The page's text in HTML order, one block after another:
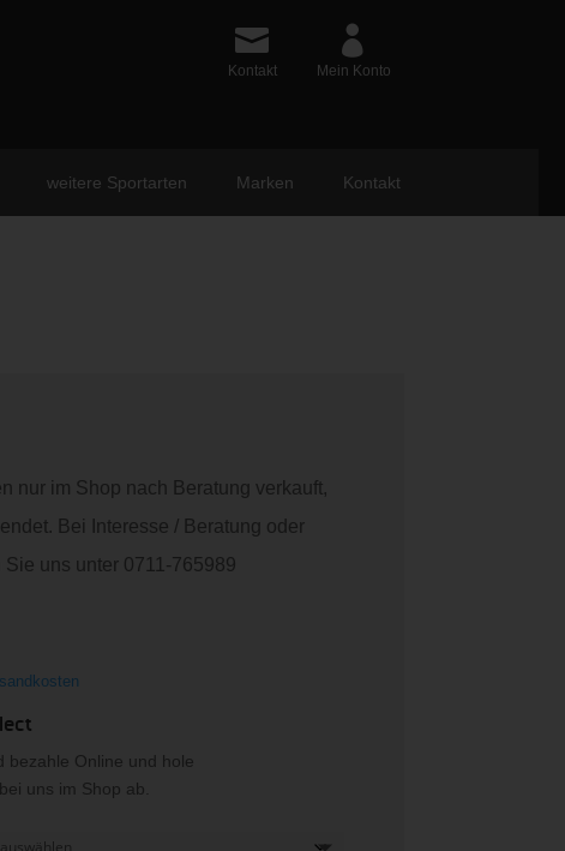
Kontakt Mein Konto
weitere Sportarten Marken Kontakt
nur im Shop nach Beratung verkauft,
Bei Interesse / Beratung oder
Sie uns unter 0711-765989
bezahle Online und hole
uns im Shop ab.